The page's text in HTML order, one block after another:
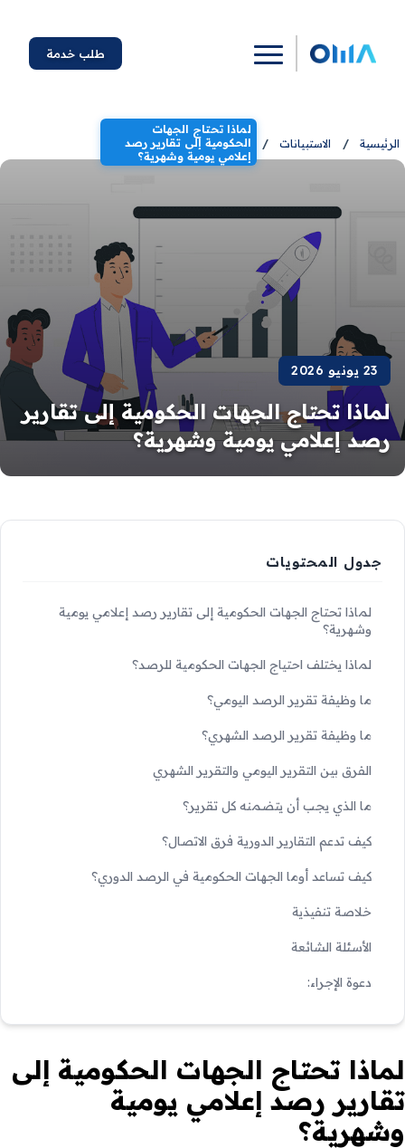
طلب خدمة
الرئيسية / الاستبيانات /
لماذا تحتاج الجهات
الحكومية إلى تقارير رصد
إعلامي يومية وشهرية؟
23 يونيو 2026
لماذا تحتاج الجهات الحكومية إلى تقارير
رصد إعلامي يومية وشهرية؟
جدول المحتويات
لماذا تحتاج الجهات الحكومية إلى تقارير رصد إعلامي يومية
وشهرية؟
لماذا يختلف احتياج الجهات الحكومية للرصد؟
ما وظيفة تقرير الرصد اليومي؟
ما وظيفة تقرير الرصد الشهري؟
الفرق بين التقرير اليومي والتقرير الشهري
ما الذي يجب أن يتضمنه كل تقرير؟
كيف تدعم التقارير الدورية فرق الاتصال؟
كيف تساعد أوما الجهات الحكومية في الرصد الدوري؟
خلاصة تنفيذية
الأسئلة الشائعة
دعوة الإجراء:
لماذا تحتاج الجهات الحكومية إلى
تقارير رصد إعلامي يومية
وشهرية؟